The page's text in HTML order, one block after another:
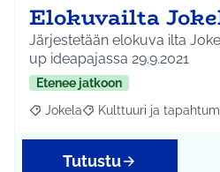
Elokuvailta
Järjestetään elokuva ilta Jokelassa. Idea
up ideapajassa 29.9.2021
Etenee jatkoon
Rajaa tulokset aihepiirin mukaan:
Jokela Rajaa tulokset
Kulttuuri ja
Tutustu